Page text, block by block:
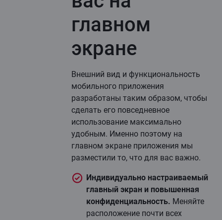
главном
экране
Внешний вид и функциональность
мобильного приложения
разработаны таким образом, чтобы
сделать его повседневное
использование максимально
удобным. Именно поэтому на
главном экране приложения мы
разместили то, что для вас важно.
Индивидуально настраиваемый
главный экран и повышенная
конфиденциальность. Меняйте
расположение почти всех